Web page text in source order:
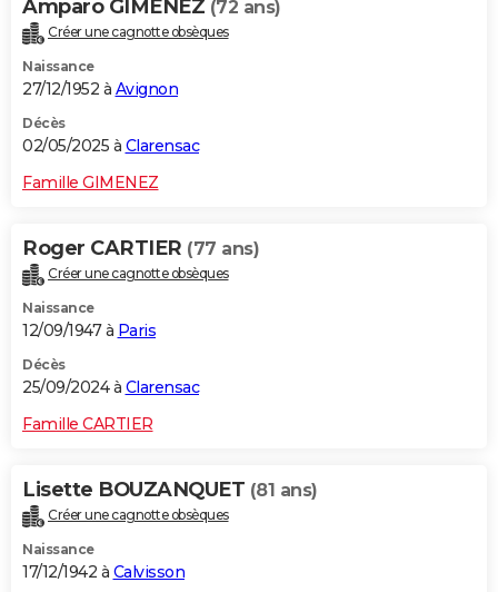
Amparo GIMENEZ (72 ans)
Créer une cagnotte obsèques
Naissance
27/12/1952 à Avignon
Décès
02/05/2025 à Clarensac
Famille GIMENEZ
Roger CARTIER (77 ans)
Créer une cagnotte obsèques
Naissance
12/09/1947 à Paris
Décès
25/09/2024 à Clarensac
Famille CARTIER
Lisette BOUZANQUET (81 ans)
Créer une cagnotte obsèques
Naissance
17/12/1942 à Calvisson